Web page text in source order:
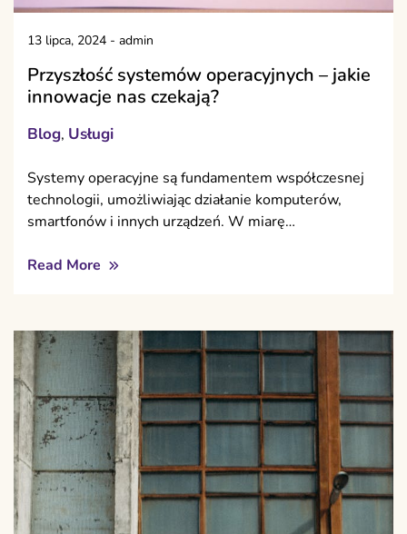
13 lipca, 2024 - admin
Przyszłość systemów operacyjnych – jakie
innowacje nas czekają?
Blog, Usługi
Systemy operacyjne są fundamentem współczesnej
technologii, umożliwiając działanie komputerów,
smartfonów i innych urządzeń. W miarę…
Read More